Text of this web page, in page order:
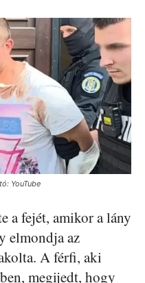
YouTube
a fejét, amikor a lány
elmondja az
A férfi, aki
megijedt, hogy